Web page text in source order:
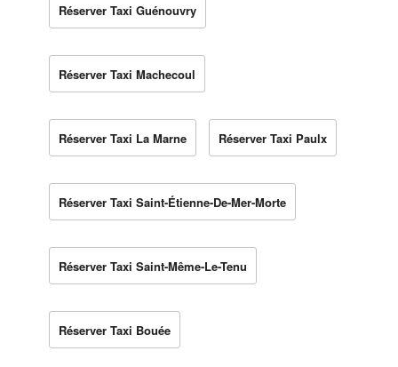
Réserver Taxi Guénouvry
Réserver Taxi Machecoul
Réserver Taxi La Marne Réserver Taxi Paulx
Réserver Taxi Saint-Étienne-De-Mer-Morte
Réserver Taxi Saint-Même-Le-Tenu
Réserver Taxi Bouée